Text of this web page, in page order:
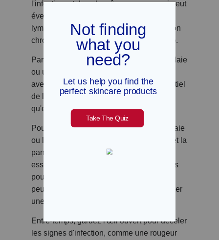
l'infection, et dans la même zone, ce qui peut
éventuellement endommager le système
lymphatique et provoquer une inflammation
chronique dans les jambes ou les bras (4).
Par conséquent, si vous rencontrez une plaie
ou une rupture de la peau, surtout si vous
avez déjà souffert de cellulite, il est essentiel
de la soigner immédiatement pour éviter
qu'elle ne s'infecte.
Pour ce faire, il faut notamment laver la plaie
ou la blessure avec de l'eau et du savon et la
panser immédiatement. Il est également
essentiel de nettoyer la zone tous les jours
pour aider à éliminer les bactéries qui
peuvent pénétrer dans la peau et provoquer
une cellulite.
Entre-temps, gardez l'œil ouvert pour déceler
les signes d'infection, comme une rougeur